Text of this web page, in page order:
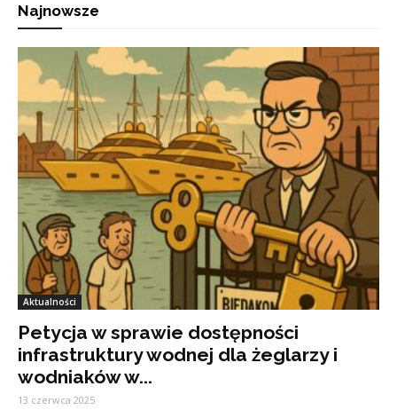
Najnowsze
Aktualności
Petycja w sprawie dostępności
infrastruktury wodnej dla żeglarzy i
wodniaków w...
13 czerwca 2025